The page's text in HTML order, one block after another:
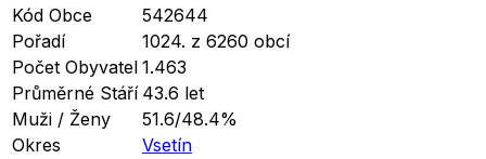
Kód Obce
542644
Pořadí
1024. z 6260 obcí
Počet Obyvatel 1.463
Průměrné Stáří 43.6 let
Muži / Ženy
51.6/48.4%
Okres
Vsetín